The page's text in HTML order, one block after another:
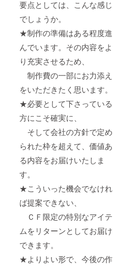
要点としては、こんな感じ
でしょうか。
★制作の準備はある程度進
んでいます。その内容をよ
り充実させるため、
制作費の一部にお力添え
をいただきたく思います。
★必要として下さっている
方にこそ確実に、
そして会社の方針で定め
られた枠を超えて、価値あ
る内容をお届けいたしま
す。
★こういった機会でなけれ
ば提案できない、
ＣＦ限定の特別なアイテ
ムをリターンとしてお届け
できます。
★よりよい形で、今後の作